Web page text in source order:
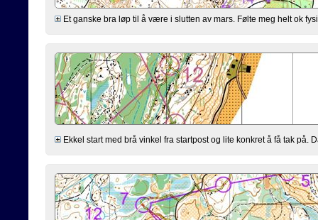
Et ganske bra løp til å være i slutten av mars. Følte meg helt ok
Ekkel start med brå vinkel fra startpost og lite konkret å få tak på.